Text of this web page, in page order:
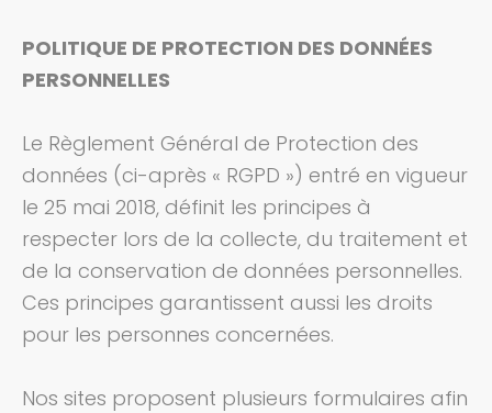
POLITIQUE DE PROTECTION DES DONNÉES
PERSONNELLES
Le Règlement Général de Protection des
données (ci-après « RGPD ») entré en vigueur
le 25 mai 2018, définit les principes à
respecter lors de la collecte, du traitement et
de la conservation de données personnelles.
Ces principes garantissent aussi les droits
pour les personnes concernées.
Nos sites proposent plusieurs formulaires afin